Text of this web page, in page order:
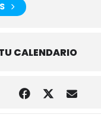
CALENDARIO